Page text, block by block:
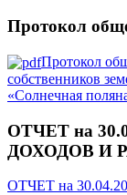
Протокол
Протокол
собственников
«Солнечная
ОТЧЕТ на
ДОХОДОВ И
ОТЧЕТ на